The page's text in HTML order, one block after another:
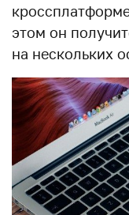
этом он
на нескольких